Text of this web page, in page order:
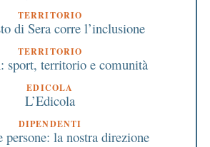
TERRITORIO
di Sera corre l’inclusione
TERRITORIO
sport, territorio e comunità
EDICOLA
L’Edicola
DIPENDENTI
persone: la nostra direzione